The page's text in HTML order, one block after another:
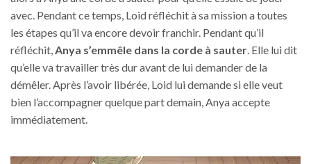
avec. Pendant ce temps, Loid réfléchit à sa mission a toutes
les étapes qu’il va encore devoir franchir. Pendant qu’il
réfléchit,Anya s’emmêle dans la corde à sauter. Elle lui dit
qu’elle va travailler très dur avant de lui demander de la
démêler. Après l’avoir libérée, Loid lui demande si elle veut
bien l’accompagner quelque part demain, Anya accepte
immédiatement.